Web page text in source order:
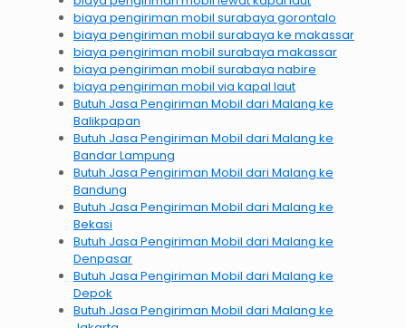
biaya pengiriman mobil surabaya gorontalo
biaya pengiriman mobil surabaya ke makassar
biaya pengiriman mobil surabaya makassar
biaya pengiriman mobil surabaya nabire
biaya pengiriman mobil via kapal laut
Butuh Jasa Pengiriman Mobil dari Malang ke
Balikpapan
Butuh Jasa Pengiriman Mobil dari Malang ke
Bandar Lampung
Butuh Jasa Pengiriman Mobil dari Malang ke
Bandung
Butuh Jasa Pengiriman Mobil dari Malang ke
Bekasi
Butuh Jasa Pengiriman Mobil dari Malang ke
Denpasar
Butuh Jasa Pengiriman Mobil dari Malang ke
Depok
Butuh Jasa Pengiriman Mobil dari Malang ke